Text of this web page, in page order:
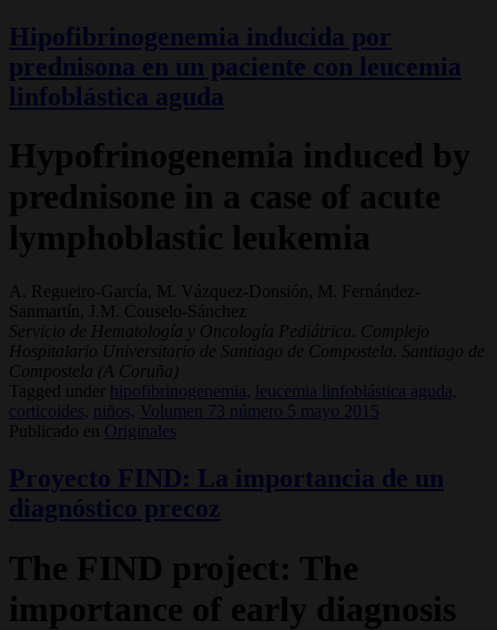
Hipofibrinogenemia inducida por
prednisona en un paciente con leucemia
linfoblástica aguda
Hypofrinogenemia induced by
prednisone in a case of acute
lymphoblastic leukemia
A. Regueiro-García, M. Vázquez-Donsión, M. Fernández-
Sanmartín, J.M. Couselo-Sánchez
Servicio de Hematología y Oncología Pediátrica. Complejo
Hospitalario Universitario de Santiago de Compostela. Santiago de
Compostela (A Coruña)
Tagged under
hipofibrinogenemia, leucemia linfoblástica aguda,
corticoides,
niños, Volumen 73 número 5 mayo 2015
Publicado en Originales
Proyecto FIND: La importancia de un
diagnóstico precoz
The FIND project: The
importance of early diagnosis